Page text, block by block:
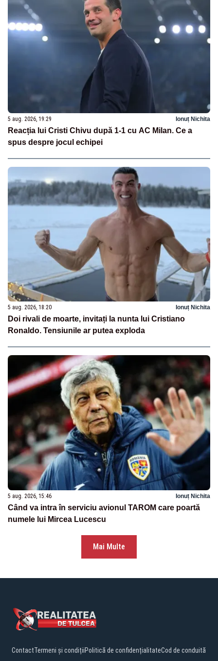
5 aug. 2026, 19:29 Ionuț Nichita
Reacția lui Cristi Chivu după 1-1 cu AC Milan. Ce a
spus despre jocul echipei
5 aug. 2026, 18:20 Ionuț Nichita
Doi rivali de moarte, invitați la nunta lui Cristiano
Ronaldo. Tensiunile ar putea exploda
5 aug. 2026, 15:46 Ionuț Nichita
Când va intra în serviciu avionul TAROM care poartă
numele lui Mircea Lucescu
Mai Multe
ContactTermeni și condițiiPolitică de confidențialitateCod de conduită